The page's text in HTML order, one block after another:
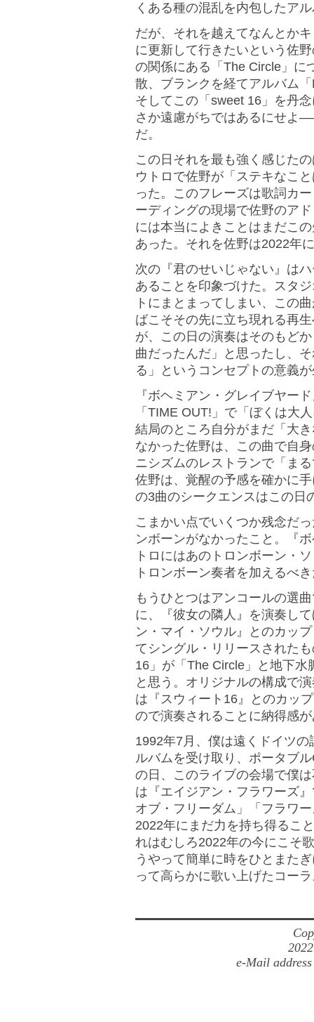
くある種の混乱を内包したア
だが、それを越えてなんとか
に更新して行きたいという佐
の関係にある「The Circle」に
散、ブランクを経てアルバム
そしてこの「sweet 16」を丹
さか遠慮がちではあるにせよ
だ。
この日それを最も強く感じた
ウトロで佐野が「ステキなこ
った。このフレーズは歌詞カ
ーディングの現場で佐野のア
には本当によきことはまだこ
あった。それを佐野は2022年
次の『君のせいじゃない』は
あることを印象づけた。スタ
トにまとまってしまい、この
ばこそその先に立ち現れる再
が、この日の演奏はそのもど
曲だったんだ」と思ったし、
る」というコンセプトの意義
『ボヘミアン・グレイブヤー
「TIME OUT!」で「ぼくは大
結局のところ自分がまだ「大
なかった佐野は、この曲で自
ニシズムのレストランで「ま
佐野は、覚醒の予感を確かに
の3曲のシークエンスはこの日
こまかい点でいくつか残念だ
ンボーンがなかったこと。『
トロにはあのトロンボーン・
トロンボーン奏者を加えるべ
もうひとつはアンコールの選
に、『彼女の隣人』を演奏し
ン・マイ・ソウル』とのカッ
てシングル・リリースされた
16」が「The Circle」と地下
と思う。オリジナルの構成で
は『スウィート16』とのカッ
ので演奏されることに納得感
1992年7月、僕は遠くドイツ
ルバムを受け取り、ポータブ
の日、このライブの会場で僕
は『エイジアン・フラワーズ
オブ・フリーダム」「フラワ
2022年にまだ力を持ち得るこ
れはむしろ2022年の今にこそ
うやって簡単に時をひとまた
って高らかに歌い上げたコー
e-Mail